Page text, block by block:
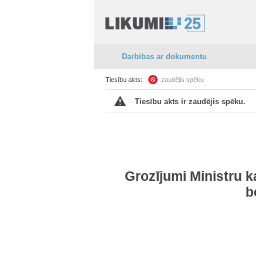
Darbības ar dokumentu
Tiesību akts: zaudējis spēku
Tiesību akts ir zaudējis spēku.
Grozījumi Ministru